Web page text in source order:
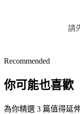
請
Recommended
你可能也喜歡
為你精選 3 篇值得延